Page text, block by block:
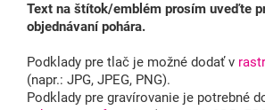
Text na štítok/emblém prosím uveďte
objednávaní pohára.
Podklady pre tlač je možné dodať v
(napr.: JPG, JPEG, PNG).
Podklady pre gravírovanie je potrebné